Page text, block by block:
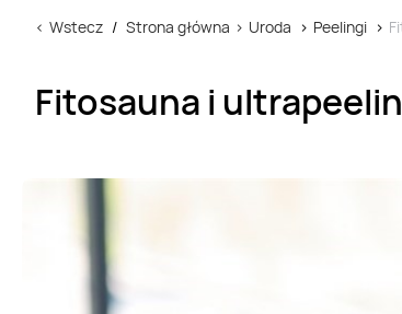
Wstecz Strona główna Uroda Peelingi
Fitosauna i